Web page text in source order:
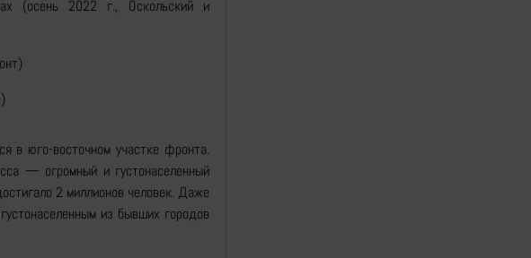
(осень 2022 г., Оскольский и
в юго-восточном участке фронта.
— огромный и густонаселенный
2 миллионов человек. Даже
из бывших городов